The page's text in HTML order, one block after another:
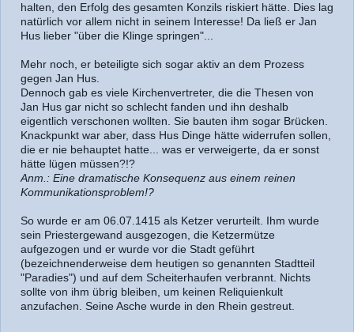
halten, den Erfolg des gesamten Konzils riskiert hätte. Dies lag
natürlich vor allem nicht in seinem Interesse! Da ließ er Jan
Hus lieber "über die Klinge springen"...
Mehr noch, er beteiligte sich sogar aktiv an dem Prozess
gegen Jan Hus.
Dennoch gab es viele Kirchenvertreter, die die Thesen von
Jan Hus gar nicht so schlecht fanden und ihn deshalb
eigentlich verschonen wollten. Sie bauten ihm sogar Brücken.
Knackpunkt war aber, dass Hus Dinge hätte widerrufen sollen,
die er nie behauptet hatte... was er verweigerte, da er sonst
hätte lügen müssen?!?
Anm.: Eine dramatische Konsequenz aus einem reinen
Kommunikationsproblem!?
So wurde er am 06.07.1415 als Ketzer verurteilt. Ihm wurde
sein Priestergewand ausgezogen, die Ketzermütze
aufgezogen und er wurde vor die Stadt geführt
(bezeichnenderweise dem heutigen so genannten Stadtteil
"Paradies") und auf dem Scheiterhaufen verbrannt. Nichts
sollte von ihm übrig bleiben, um keinen Reliquienkult
anzufachen. Seine Asche wurde in den Rhein gestreut.